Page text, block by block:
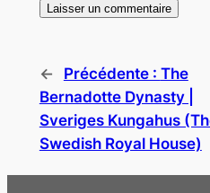
← Précédente : The
Bernadotte Dynasty |
Sveriges Kungahus
Swedish Royal House)